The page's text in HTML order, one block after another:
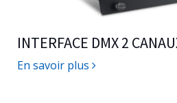
INTERFACE DMX 2
En savoir plus